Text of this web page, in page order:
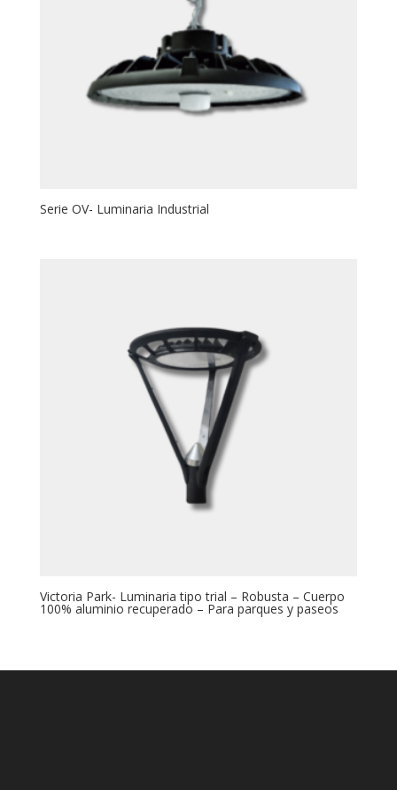
Serie OV- Luminaria Industrial
Victoria Park- Luminaria tipo trial – Robusta – Cuerpo
100% aluminio recuperado – Para parques y paseos